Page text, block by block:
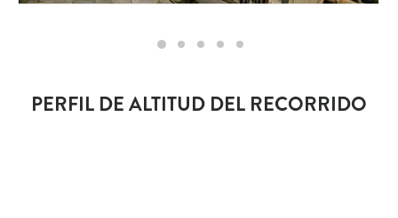
PERFIL DE ALTITUD DEL RECORRIDO